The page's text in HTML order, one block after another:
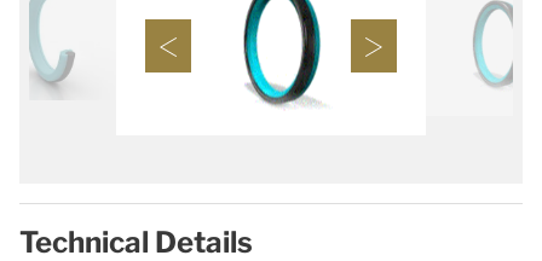
Technical Details